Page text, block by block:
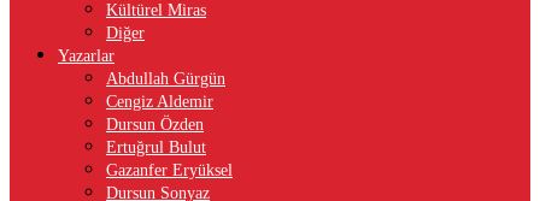
Kültürel Miras
Diğer
Yazarlar
Abdullah Gürgün
Cengiz Aldemir
Dursun Özden
Ertuğrul Bulut
Gazanfer Eryüksel
Dursun Sonyaz